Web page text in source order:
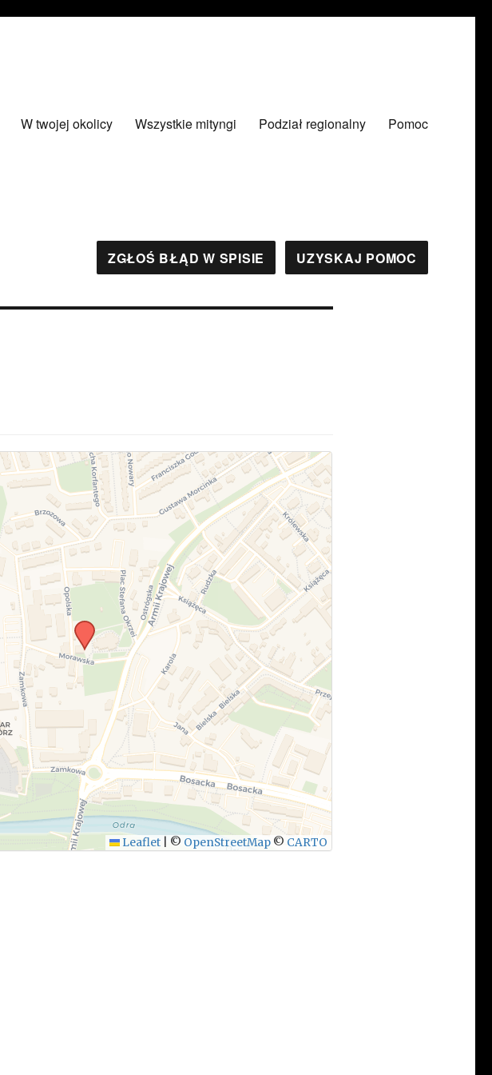
W twojej okolicy Wszystkie mityngi Podział regionalny Pomoc
ZGŁOŚ BŁĄD W SPISIE UZYSKAJ POMOC
Leaflet © OpenStreetMap © CARTO